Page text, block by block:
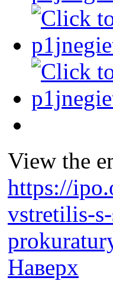
View the
https://
vstretilis-
Наверх